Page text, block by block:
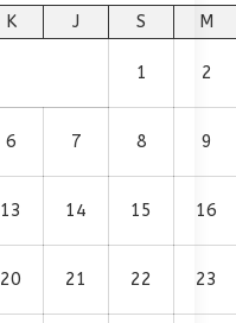
K J S M
1 2
6 7 8 9
13 14 15 16
20 21 22 23